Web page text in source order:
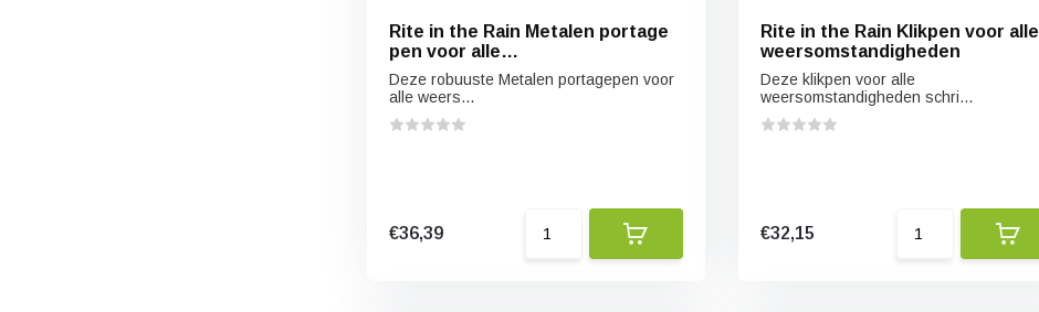
Rite in the Rain Metalen portage
pen voor alle
weersomstandigheden
Deze robuuste Metalen portagepen voor
alle weers...
€36,39
Rite in the Rain Klikpen voor alle
weersomstandigheden
Deze klikpen voor alle
weersomstandigheden schri...
€32,15